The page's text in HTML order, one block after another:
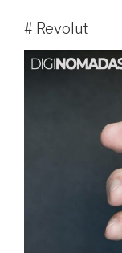
# Revolut